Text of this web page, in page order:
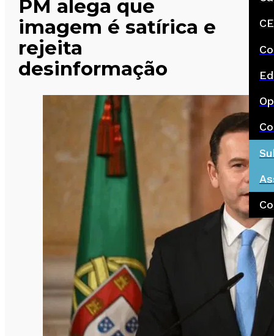
PM alega que
imagem é satírica e
rejeita
desinformação